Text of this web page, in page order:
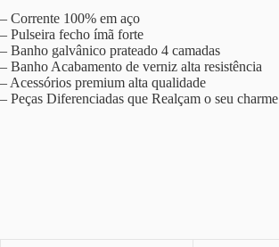
– Corrente 100% em aço
– Pulseira fecho ímã forte
– Banho galvânico prateado 4 camadas
– Banho Acabamento de verniz alta resistência
– Acessórios premium alta qualidade
– Peças Diferenciadas que Realçam o seu charme